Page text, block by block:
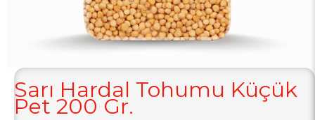
Sarı Hardal Tohumu Küçük
Pet 200 Gr.